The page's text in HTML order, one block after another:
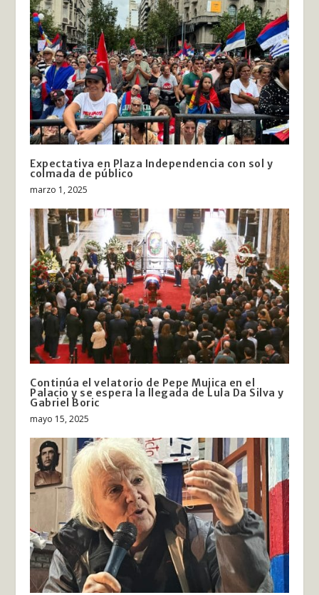
Expectativa en Plaza Independencia con sol y
colmada de público
marzo 1, 2025
Continúa el velatorio de Pepe Mujica en el
Palacio y se espera la llegada de Lula Da Silva y
Gabriel Boric
mayo 15, 2025